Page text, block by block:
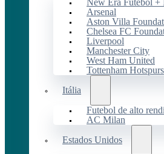
New Era Futebol +
Arsenal
Aston Villa
Chelsea FC
Liverpool
Manchester City
West Ham United
Tottenham Hotspurs
Itália
Futebol de alto
AC Milan
Estados Unidos